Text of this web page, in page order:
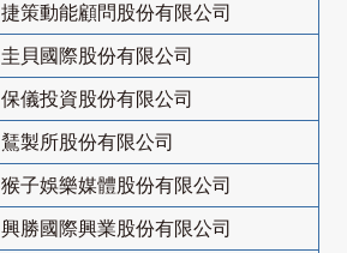
捷策動能顧問股份有限公司
圭貝國際股份有限公司
保儀投資股份有限公司
鵟製所股份有限公司
猴子娛樂媒體股份有限公司
興勝國際興業股份有限公司